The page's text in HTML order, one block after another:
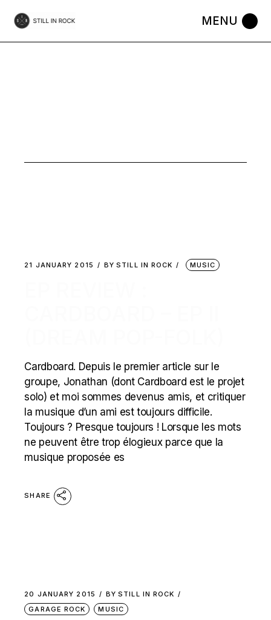
the
21 JANUARY 2015 BY STILL IN ROCK MUSIC
Cardboard. Depuis le premier article sur le
groupe, Jonathan (dont Cardboard est le projet
solo) et moi sommes devenus amis, et critiquer
la musique d’un ami est toujours difficile.
Toujours ? Presque toujours ! Lorsque les mots
ne peuvent être trop élogieux parce que la
musique proposée es
SHARE
20 JANUARY 2015 BY STILL IN ROCK
GARAGE ROCK
MUSIC